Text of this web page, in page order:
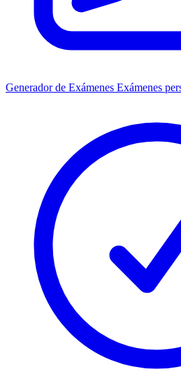
Generador de Exámenes Exámenes